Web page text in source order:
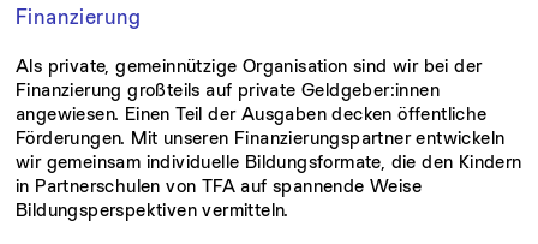
Finanzierung
Als private, gemeinnützige Organisation sind wir bei der
Finanzierung großteils auf private Geldgeber:innen
angewiesen. Einen Teil der Ausgaben decken öffentliche
Förderungen. Mit unseren Finanzierungspartner entwickeln
wir gemeinsam individuelle Bildungsformate, die den Kindern
in Partnerschulen von TFA auf spannende Weise
Bildungsperspektiven vermitteln.